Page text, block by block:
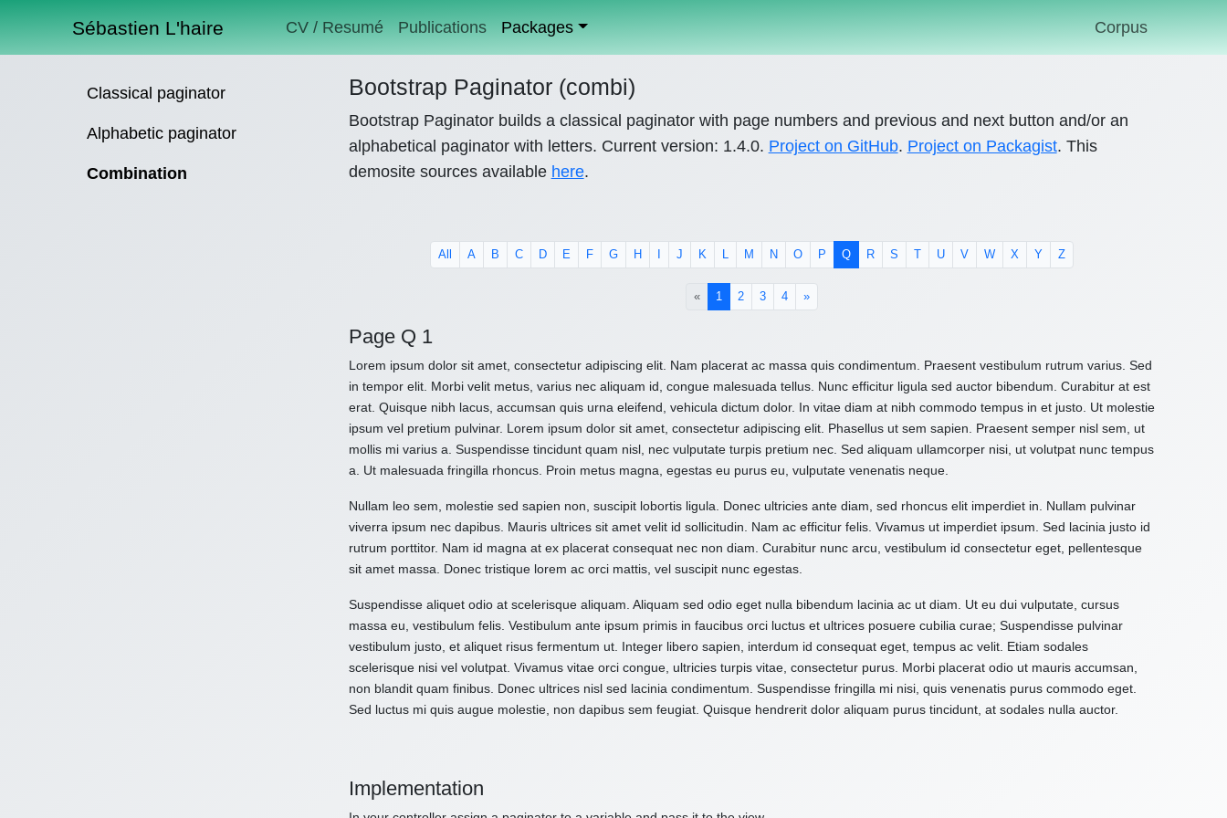
Sébastien L'haire CV / Resumé Publications Packages Corpus
Classical paginator
Alphabetic paginator
Combination
Bootstrap Paginator (combi)
Bootstrap Paginator builds a classical paginator with page numbers and previous and next button and/or an
alphabetical paginator with letters. Current version: 1.4.0. Project on GitHub. Project on Packagist. This
demosite sources available here.
All A B C D E F G H J K L M N O P Q R S U V W X Y Z
« 1 (current)
2 3 4 »
Page Q 1
Lorem ipsum dolor sit amet, consectetur adipiscing elit. Nam placerat ac massa quis condimentum. Praesent vestibulum rutrum varius. Sed
in tempor elit. Morbi velit metus, varius nec aliquam id, congue malesuada tellus. Nunc efficitur ligula sed auctor bibendum. Curabitur at est
erat. Quisque nibh lacus, accumsan quis urna eleifend, vehicula dictum dolor. In vitae diam at nibh commodo tempus in et justo. Ut molestie
ipsum vel pretium pulvinar. Lorem ipsum dolor sit amet, consectetur adipiscing elit. Phasellus ut sem sapien. Praesent semper nisl sem, ut
mollis mi varius a. Suspendisse tincidunt quam nisl, nec vulputate turpis pretium nec. Sed aliquam ullamcorper nisi, ut volutpat nunc tempus
a. Ut malesuada fringilla rhoncus. Proin metus magna, egestas eu purus eu, vulputate venenatis neque.
Nullam leo sem, molestie sed sapien non, suscipit lobortis ligula. Donec ultricies ante diam, sed rhoncus elit imperdiet in. Nullam pulvinar
viverra ipsum nec dapibus. Mauris ultrices sit amet velit id sollicitudin. Nam ac efficitur felis. Vivamus ut imperdiet ipsum. Sed lacinia justo id
rutrum porttitor. Nam id magna at ex placerat consequat nec non diam. Curabitur nunc arcu, vestibulum id consectetur eget, pellentesque
sit amet massa. Donec tristique lorem ac orci mattis, vel suscipit nunc egestas.
Suspendisse aliquet odio at scelerisque aliquam. Aliquam sed odio eget nulla bibendum lacinia ac ut diam. Ut eu dui vulputate, cursus
massa eu, vestibulum felis. Vestibulum ante ipsum primis in faucibus orci luctus et ultrices posuere cubilia curae; Suspendisse pulvinar
vestibulum justo, et aliquet risus fermentum ut. Integer libero sapien, interdum id consequat eget, tempus ac velit. Etiam sodales
scelerisque nisi vel volutpat. Vivamus vitae orci congue, ultricies turpis vitae, consectetur purus. Morbi placerat odio ut mauris accumsan,
non blandit quam finibus. Donec ultrices nisl sed lacinia condimentum. Suspendisse fringilla mi nisi, quis venenatis purus commodo eget.
Sed luctus mi quis augue molestie, non dapibus sem feugiat. Quisque hendrerit dolor aliquam purus tincidunt, at sodales nulla auctor.
Implementation